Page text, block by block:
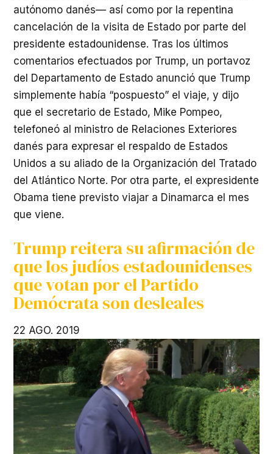
autónomo danés— así como por la repentina
cancelación de la visita de Estado por parte del
presidente estadounidense. Tras los últimos
comentarios efectuados por Trump, un portavoz
del Departamento de Estado anunció que Trump
simplemente había “pospuesto” el viaje, y dijo
que el secretario de Estado, Mike Pompeo,
telefoneó al ministro de Relaciones Exteriores
danés para expresar el respaldo de Estados
Unidos a su aliado de la Organización del Tratado
del Atlántico Norte. Por otra parte, el expresidente
Obama tiene previsto viajar a Dinamarca el mes
que viene.
Trump reitera su afirmación de
que los judíos estadounidenses
que votan por el Partido
Demócrata son desleales
22 AGO. 2019